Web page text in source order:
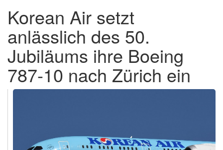
Korean Air setzt
anlässlich des 50.
Jubiläums ihre Boeing
787-10 nach Zürich ein